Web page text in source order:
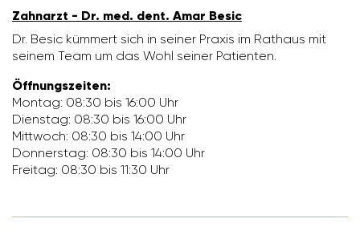
Zahn­arzt - Dr. med. dent. Amar Besic
Dr. Besic kümmert sich in seiner Praxis im Rathaus mit
seinem Team um das Wohl seiner Pati­enten.
Öffnungs­zeiten:
Montag: 08:30 bis 16:00 Uhr
Dienstag: 08:30 bis 16:00 Uhr
Mitt­woch: 08:30 bis 14:00 Uhr
Donnerstag: 08:30 bis 14:00 Uhr
Freitag: 08:30 bis 11:30 Uhr